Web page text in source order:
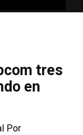
tres
en
Por